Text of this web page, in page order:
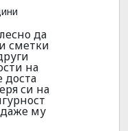
да
сметки
на
доста
си на
даже му